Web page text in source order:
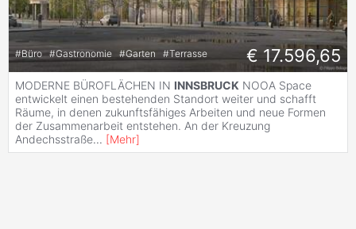
#Büro #Gastronomie #Garten #Terrasse € 17.596,65
MODERNE BÜROFLÄCHEN IN INNSBRUCK NOOA Space
entwickelt einen bestehenden Standort weiter und schafft
Räume, in denen zukunftsfähiges Arbeiten und neue Formen
der Zusammenarbeit entstehen. An der Kreuzung
Andechsstraße... [Mehr]